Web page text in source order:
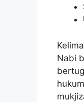
Nabi